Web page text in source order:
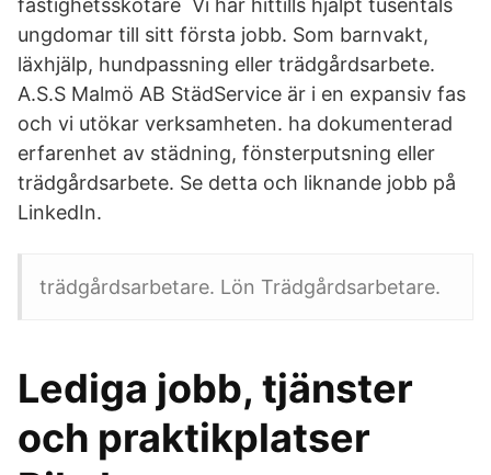
fastighetsskötare Vi har hittills hjälpt tusentals
ungdomar till sitt första jobb. Som barnvakt,
läxhjälp, hundpassning eller trädgårdsarbete.
A.S.S Malmö AB StädService är i en expansiv fas
och vi utökar verksamheten. ha dokumenterad
erfarenhet av städning, fönsterputsning eller
trädgårdsarbete. Se detta och liknande jobb på
LinkedIn.
trädgårdsarbetare. Lön Trädgårdsarbetare.
Lediga jobb, tjänster
och praktikplatser